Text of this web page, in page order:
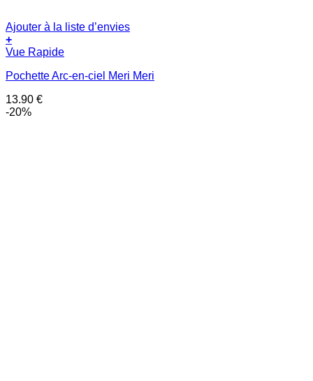
Ajouter à la liste d’envies
+
Vue Rapide
Pochette Arc-en-ciel Meri Meri
13.90 €
-20%